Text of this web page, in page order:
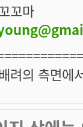
꼬마
려의 측면에